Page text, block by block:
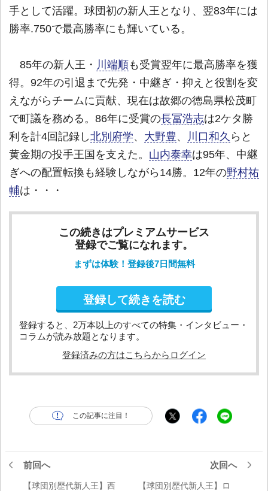
手として活躍。球団初の新人王となり、翌83年には
勝率.750で最高勝率にも輝いている。
85年の新人王・ 川端順も受賞翌年に最高勝率を獲
得。92年の引退まで先発・中継ぎ・抑えと役割を変
えながらチームに貢献、現在は故郷の徳島県松茂町
で町議を務める。86年に受賞の長冨浩志は2ケタ勝
利を計4回記録し北別府学、 大野豊、 川口和久 らと
黄金期の投手王国を支えた。 山内泰幸は95年、中継
ぎへの配置転換も経験しながら14勝。12年の野村祐
輔は・・・
この続きはプレミアムサービス
登録でご覧になれます。
まずは体験！登録後7日間無料
登録して続きを読む
登録すると、2万本以上のすべての特集・インタビュー・
コラムが読み放題となります。
登録済みの方はこちらからログイン
この記事に注目！
前回へ
【球団別歴代新人王】西
次回へ
【球団別歴代新人王】ロ